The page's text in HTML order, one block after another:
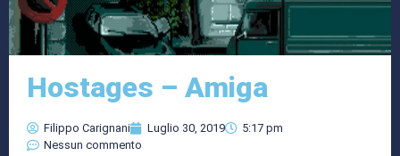
Hostages – Amiga
Filippo Carignani Luglio 30, 2019
5:17 pm
Nessun commento